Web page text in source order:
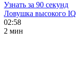
Узнать за 90 секунд
Ловушка высокого IQ
02:58
2 мин